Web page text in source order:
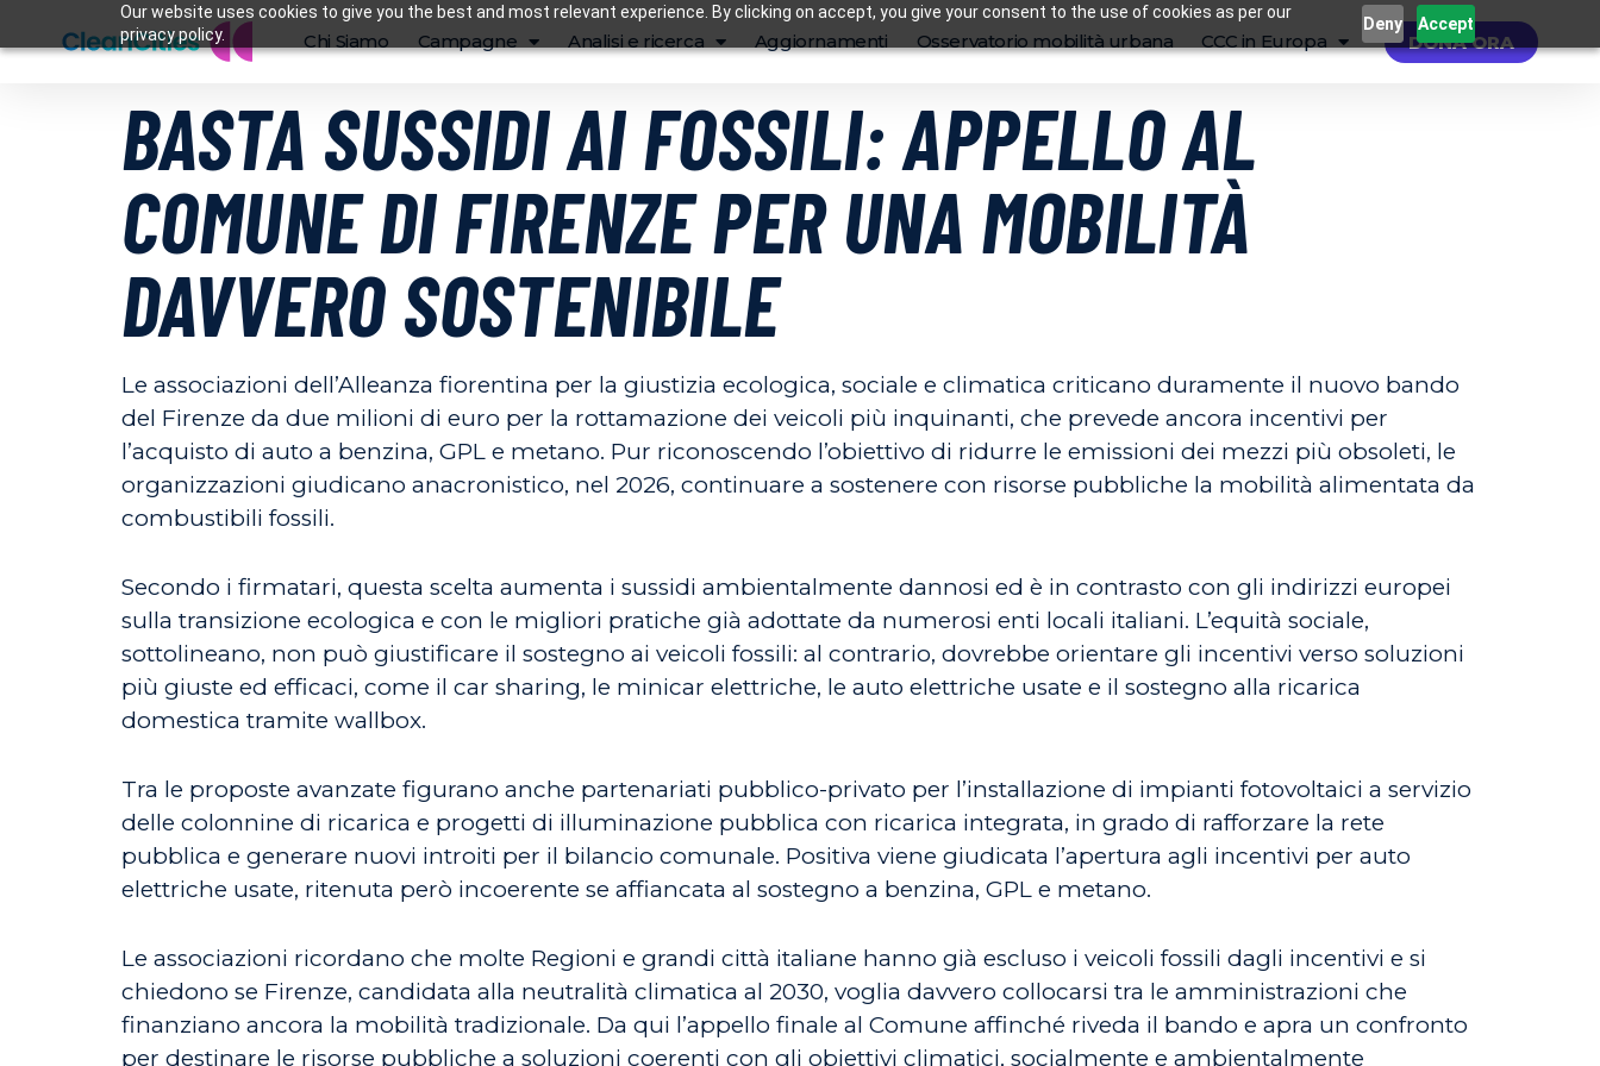
Our website uses cookies to give you the best and most relevant experience. By clicking on accept, you give your consent to the use of cookies as per our
privacy policy.
Deny Accept
Chi Siamo Campagne Analisi e ricerca Aggiornamenti Osservatorio mobilità urbana CCC in Europa DONA ORA
BASTA SUSSIDI AI FOSSILI: APPELLO AL
COMUNE DI FIRENZE PER UNA MOBILITÀ
DAVVERO SOSTENIBILE
Le associazioni dell’Alleanza fiorentina per la giustizia ecologica, sociale e climatica criticano duramente il nuovo bando
del Firenze da due milioni di euro per la rottamazione dei veicoli più inquinanti, che prevede ancora incentivi per
l’acquisto di auto a benzina, GPL e metano. Pur riconoscendo l’obiettivo di ridurre le emissioni dei mezzi più obsoleti, le
organizzazioni giudicano anacronistico, nel 2026, continuare a sostenere con risorse pubbliche la mobilità alimentata da
combustibili fossili.
Secondo i firmatari, questa scelta aumenta i sussidi ambientalmente dannosi ed è in contrasto con gli indirizzi europei
sulla transizione ecologica e con le migliori pratiche già adottate da numerosi enti locali italiani. L’equità sociale,
sottolineano, non può giustificare il sostegno ai veicoli fossili: al contrario, dovrebbe orientare gli incentivi verso soluzioni
più giuste ed efficaci, come il car sharing, le minicar elettriche, le auto elettriche usate e il sostegno alla ricarica
domestica tramite wallbox.
Tra le proposte avanzate figurano anche partenariati pubblico-privato per l’installazione di impianti fotovoltaici a servizio
delle colonnine di ricarica e progetti di illuminazione pubblica con ricarica integrata, in grado di rafforzare la rete
pubblica e generare nuovi introiti per il bilancio comunale. Positiva viene giudicata l’apertura agli incentivi per auto
elettriche usate, ritenuta però incoerente se affiancata al sostegno a benzina, GPL e metano.
Le associazioni ricordano che molte Regioni e grandi città italiane hanno già escluso i veicoli fossili dagli incentivi e si
chiedono se Firenze, candidata alla neutralità climatica al 2030, voglia davvero collocarsi tra le amministrazioni che
finanziano ancora la mobilità tradizionale. Da qui l’appello finale al Comune affinché riveda il bando e apra un confronto
per destinare le risorse pubbliche a soluzioni coerenti con gli obiettivi climatici, socialmente e ambientalmente